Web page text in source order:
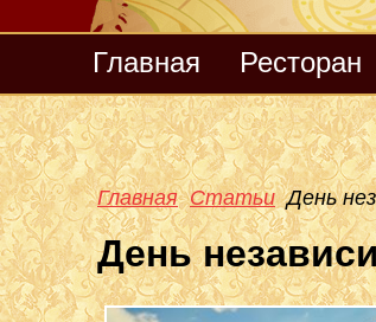
Главная Ресторан
Главная Статьи День
День